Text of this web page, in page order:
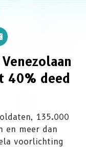
40% deed
135.000
en meer dan
voorlichting